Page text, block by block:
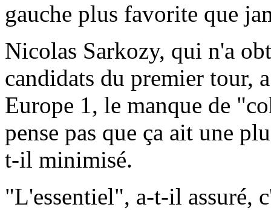
gauche plus favorite que
Nicolas Sarkozy, qui n'a
candidats du premier tour,
Europe 1, le manque de
pense pas que ça ait une
t-il minimisé.
"L'essentiel", a-t-il assuré,